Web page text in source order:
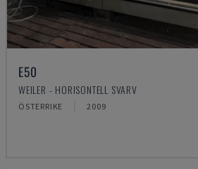
E50
WEILER - HORISONTELL SVARV
ÖSTERRIKE 2009